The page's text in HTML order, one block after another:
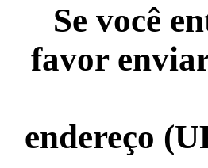
Se você
favor
endereço